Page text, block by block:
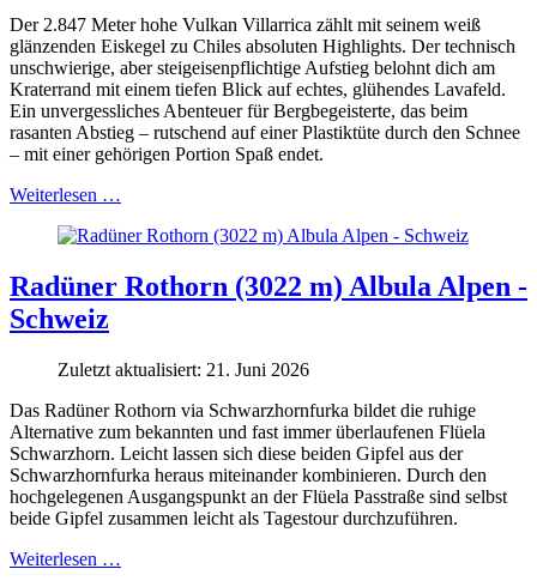
Der 2.847 Meter hohe Vulkan Villarrica zählt mit seinem weiß
glänzenden Eiskegel zu Chiles absoluten Highlights. Der technisch
unschwierige, aber steigeisenpflichtige Aufstieg belohnt dich am
Kraterrand mit einem tiefen Blick auf echtes, glühendes Lavafeld.
Ein unvergessliches Abenteuer für Bergbegeisterte, das beim
rasanten Abstieg – rutschend auf einer Plastiktüte durch den Schnee
– mit einer gehörigen Portion Spaß endet.
Weiterlesen …
Radüner Rothorn (3022 m) Albula Alpen -
Schweiz
Zuletzt aktualisiert: 21. Juni 2026
Das Radüner Rothorn via Schwarzhornfurka bildet die ruhige
Alternative zum bekannten und fast immer überlaufenen Flüela
Schwarzhorn. Leicht lassen sich diese beiden Gipfel aus der
Schwarzhornfurka heraus miteinander kombinieren. Durch den
hochgelegenen Ausgangspunkt an der Flüela Passtraße sind selbst
beide Gipfel zusammen leicht als Tagestour durchzuführen.
Weiterlesen …